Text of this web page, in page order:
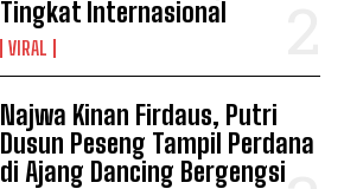
Tingkat Internasional
VIRAL
Najwa Kinan Firdaus, Putri
Dusun Peseng Tampil Perdana
di Ajang Dancing Bergengsi